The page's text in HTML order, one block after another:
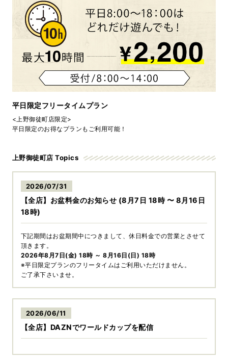
平日限定フリータイムプラン
<上野御徒町店限定>
平日限定のお得なプランもご利用可能！
上野御徒町店 Topics
2026/07/31
【全店】お盆料金のお知らせ (8月7日 18時 〜 8月16日
18時)
下記期間はお盆期間中につきまして、休日料金での営業とさせて
頂きます。
2026年8月7日(金) 18時 ～ 8月16日(日) 18時
※平日限定プランのフリータイムはご利用いただけません。
ご了承下さいませ。
2026/06/11
【全店】DAZNでワールドカップを配信